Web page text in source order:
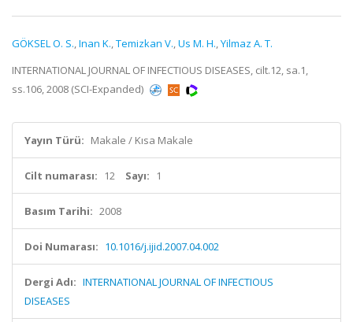
GÖKSEL O. S.,Inan K.,Temizkan V.,Us M. H.,Yilmaz A. T.
INTERNATIONAL JOURNAL OF INFECTIOUS DISEASES, cilt.12, sa.1,
ss.106, 2008 (SCI-Expanded)
Yayın Türü: Makale / Kısa Makale
Cilt numarası: 12 Sayı: 1
Basım Tarihi: 2008
Doi Numarası: 10.1016/j.ijid.2007.04.002
Dergi Adı: INTERNATIONAL JOURNAL OF INFECTIOUS
DISEASES